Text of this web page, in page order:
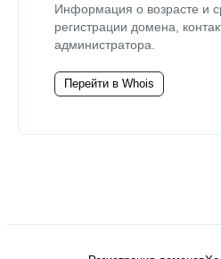
Информация о возрасте и
регистрации домена,
администратора.
Перейти в Whois